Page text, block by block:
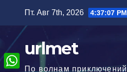
содержимому
Пт. Авг 7th, 2026 4:37:08 PM
urlmet
По волнам приключений